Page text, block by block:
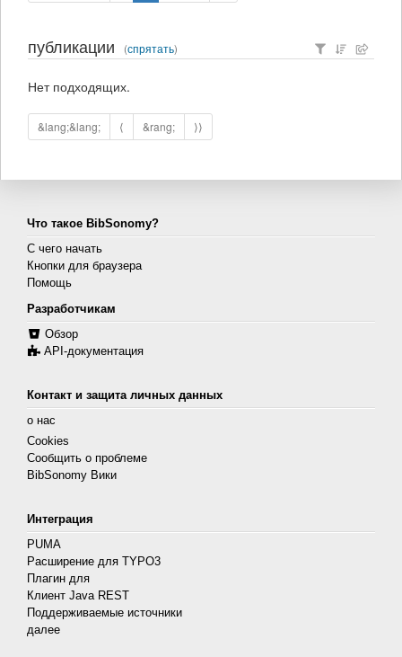
публикации (спрятать)
Нет подходящих.
&lang;&lang; ⟨ &rang; ⟩⟩
Что такое BibSonomy?
С чего начать
Кнопки для браузера
Помощь
Разработчикам
Обзор
API-документация
Контакт и защита личных данных
о нас
Cookies
Сообщить о проблеме
BibSonomy Вики
Интеграция
PUMA
Расширение для TYPO3
Плагин для
Клиент Java REST
Поддерживаемые источники
далее